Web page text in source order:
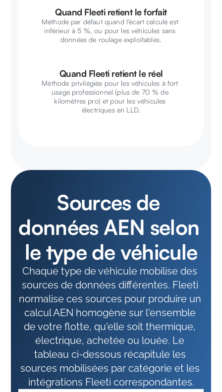
Quand Fleeti retient le forfait
Méthode par défaut quand l'écart calculé est
inférieur à 5 %, ou pour les véhicules sans
données de roulage exploitables.
Quand Fleeti retient le réel
Méthode privilégiée pour les véhicules à fort
usage professionnel (plus de 70 % de
kilomètres pro) et pour les véhicules
électriques en LLD.
Sources de
données AEN selon
le type de véhicule
Chaque type de véhicule mobilise des
sources de données différentes. Fleeti
normalise ces sources pour produire un
calcul AEN homogène sur l'ensemble
de votre flotte, qu'elle soit thermique,
électrique, achetée ou louée. Le
tableau ci-dessous récapitule les
sources mobilisées par catégorie et les
intégrations Fleeti correspondantes.